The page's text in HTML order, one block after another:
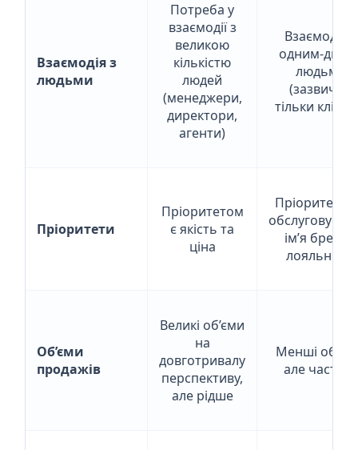
Взаємодія з
людьми
Потреба у
взаємодії з
великою
кількістю
людей
(менеджери,
директори,
агенти)
Взаємодія з
одним-
людьми
(зазвичай
тільки
Пріоритети
Пріоритетом
є якість та
ціна
ім’я бренду,
лояльність
Об’єми
продажів
Великі об’єми
на
довготривалу
перспективу,
але рідше
Менші
але частіше